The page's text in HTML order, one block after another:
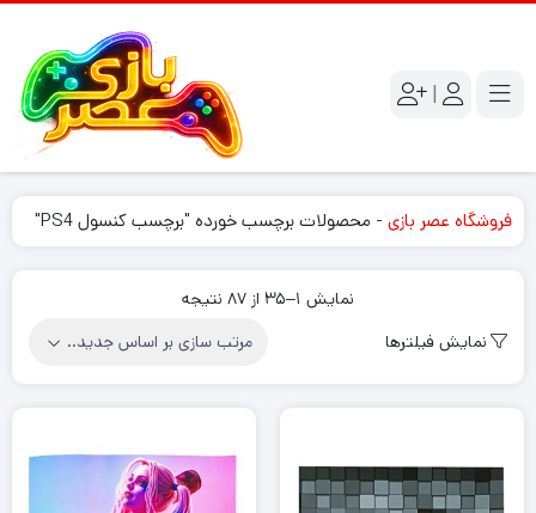
|
فروشگاه عصر بازی - محصولات برچسب خورده "برچسب کنسول PS4"
نمایش 1–35 از 87 نتیجه
Sorted
latest
نمایش فیلترها